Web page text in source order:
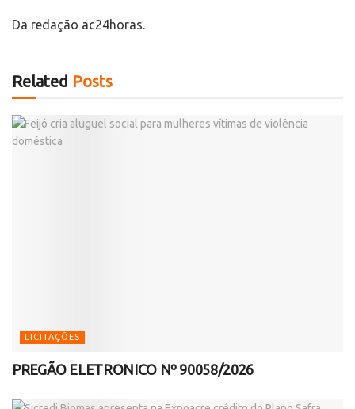
Da redação ac24horas.
Related Posts
LICITAÇÕES
PREGÃO ELETRONICO Nº 90058/2026